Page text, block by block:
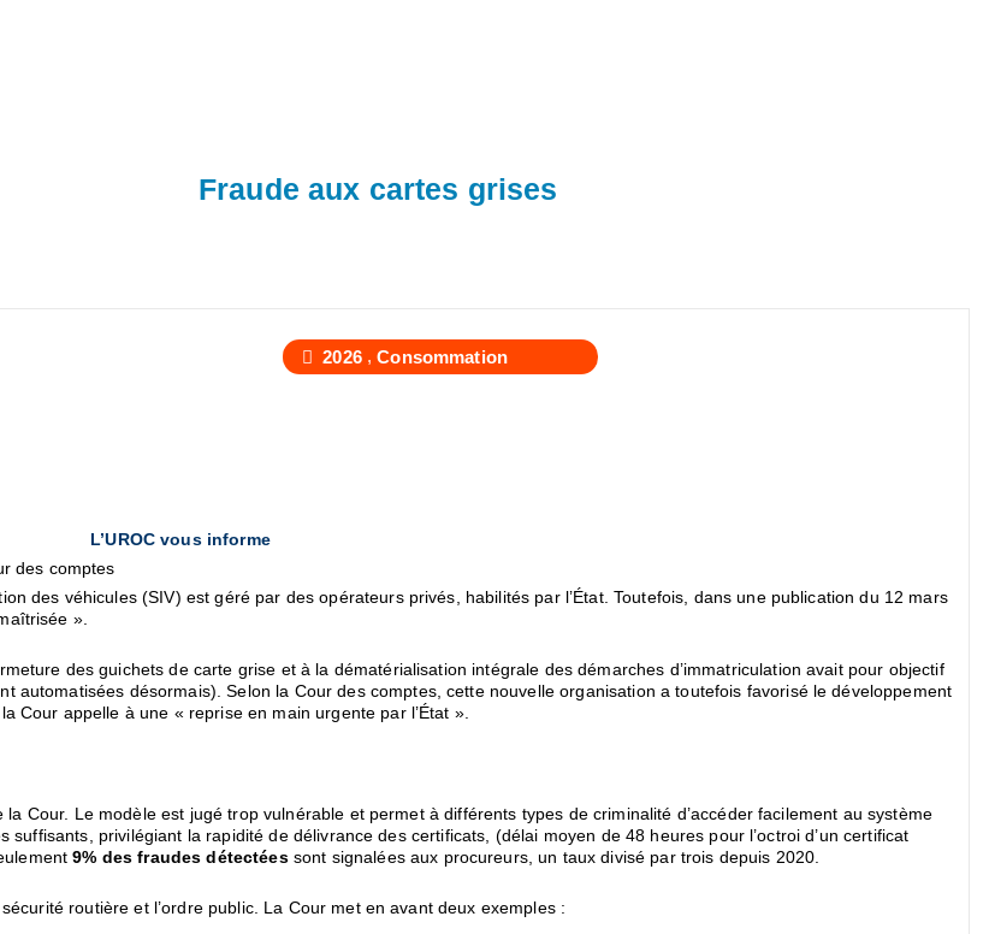
2026,Consommation
Fraude aux cartes grises
L’UROC vous informe
des comptes
des véhicules (SIV) est géré par des opérateurs privés, habilités par l’État. Toutefois, dans une publication du 12 mars
».
des guichets de carte grise et à la dématérialisation intégrale des démarches d’immatriculation avait pour objectif
automatisées désormais). Selon la Cour des comptes, cette nouvelle organisation a toutefois favorisé le développement
Cour appelle à une « reprise en main urgente par l’État ».
Cour. Le modèle est jugé trop vulnérable et permet à différents types de criminalité d’accéder facilement au système
suffisants, privilégiant la rapidité de délivrance des certificats, (délai moyen de 48 heures pour l’octroi d’un certificat
9% des fraudes détectéessont signalées aux procureurs, un taux divisé par trois depuis 2020.
sécurité routière et l’ordre public. La Cour met en avant deux exemples :